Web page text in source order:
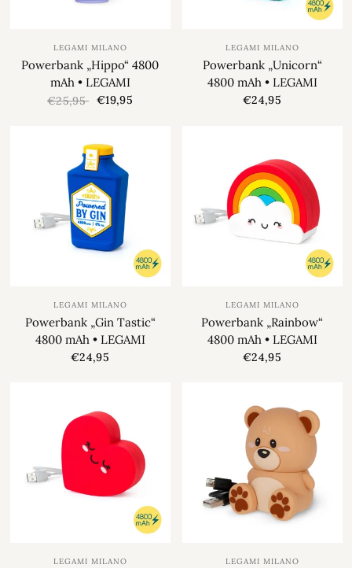
LEGAMI MILANO
Powerbank „Hippo“ 4800
mAh • LEGAMI
€25,95 €19,95
LEGAMI MILANO
Powerbank „Unicorn“
4800 mAh • LEGAMI
€24,95
LEGAMI MILANO
Powerbank „Gin Tastic“
4800 mAh • LEGAMI
€24,95
LEGAMI MILANO
Powerbank „Rainbow“
4800 mAh • LEGAMI
€24,95
LEGAMI MILANO LEGAMI MILANO